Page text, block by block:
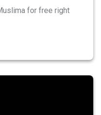
for free right